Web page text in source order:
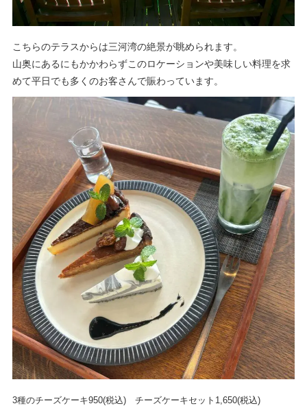
こちらのテラスからは三河湾の絶景が眺められます。
山奥にあるにもかかわらずこのロケーションや美味しい料理を求
めて平日でも多くのお客さんで賑わっています。
3種のチーズケーキ950(税込) チーズケーキセット1,650(税込)